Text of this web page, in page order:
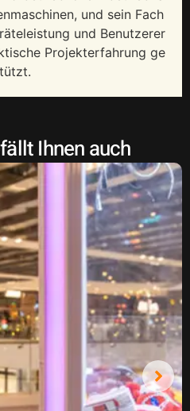
und sein Fach
und Benutzerer
Projekterfahrung ge
Ihnen auch